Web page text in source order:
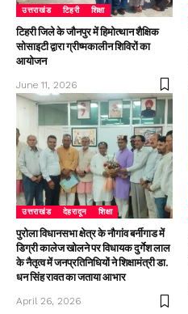
उत्तराखंड टिहरी शिक्षा
टिहरी जिले के जौनपुर में हिमोत्थान शैक्षिक
सोसाइटी द्वारा ग्रीष्मकालीन शिविरों का
आयोजन
June 11, 2026
उत्तराखंड देहरादून शिक्षा
पुरोला विधानसभा क्षेत्र के नौगांव बर्नीगाड में
डिग्री कालेज खोलने पर विधायक दुर्गेश लाल
के नैतृत्व में जनप्रतिनिधियों ने शिक्षामंत्री डा.
धन सिंह रावत का जताया आभार
April 26, 2026